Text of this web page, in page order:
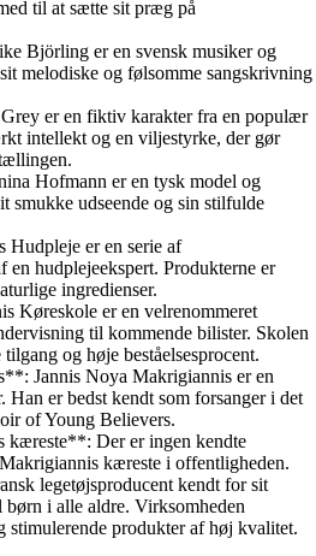
til at sætte sit præg på
Björling er en svensk musiker og
melodiske og følsomme sangskrivning
er en fiktiv karakter fra en populær
intellekt og en viljestyrke, der gør
Hofmann er en tysk model og
smukke udseende og sin stilfulde
er en serie af
en hudplejeekspert. Produkterne er
ingredienser.
Køreskole er en velrenommeret
til kommende bilister. Skolen
og høje beståelsesprocent.
Jannis Noya Makrigiannis er en
Han er bedst kendt som forsanger i det
of Young Believers.
kæreste**: Der er ingen kendte
kæreste i offentligheden.
legetøjsproducent kendt for sit
i alle aldre. Virksomheden
stimulerende produkter af høj kvalitet.